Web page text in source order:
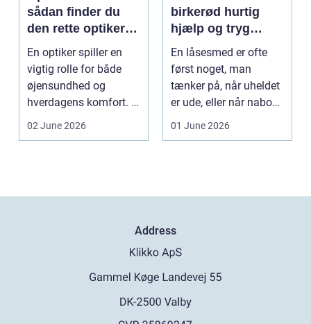
sådan finder du
den rette optiker i
byen
En optiker spiller en
vigtig rolle for både
øjensundhed og
hverdagens komfort. I
en by som Aarhus, h...
02 June 2026
birkerød hurtig
hjælp og tryg
sikring af hjem og
virksomhed
En låsesmed er ofte
først noget, man
tænker på, når uheldet
er ude, eller når naboen
har haft indbru...
01 June 2026
Address